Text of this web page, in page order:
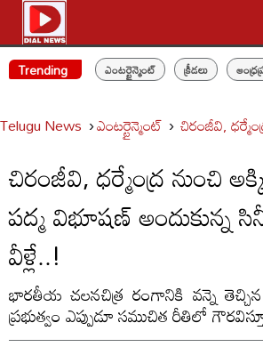
Trending ఎంటర్టైన్మెంట్ క్రీడలు
Telugu News ఎంటర్టైన్మెంట్ చిరంజీవి,
చిరంజీవి, ధర్మేంద్ర నుంచి
పద్మ విభూషణ్ అందుకున్న
వీళ్లే..!
భారతీయ చలనచిత్ర రంగానికి వన్నె
ప్రభుత్వం ఎప్పుడూ సముచిత రీతిలో